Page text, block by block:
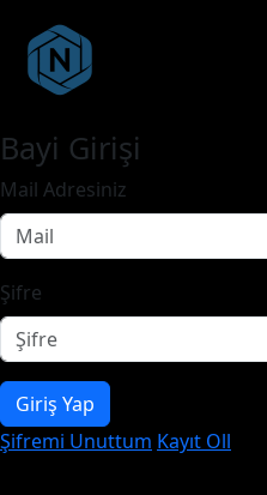
Bayi Girişi
Mail Adresiniz
Şifre
Giriş Yap
Şifremi Unuttum Kayıt Oll